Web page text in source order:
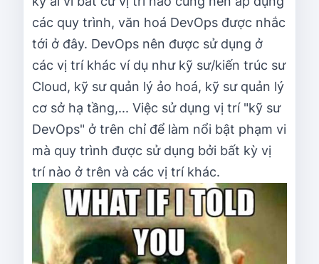
các quy trình, văn hoá DevOps được nhắc
tới ở đây. DevOps nên được sử dụng ở
các vị trí khác ví dụ như kỹ sư/kiến trúc sư
Cloud, kỹ sư quản lý ảo hoá, kỹ sư quản lý
cơ sở hạ tầng,... Việc sử dụng vị trí "kỹ sư
DevOps" ở trên chỉ để làm nổi bật phạm vi
mà quy trình được sử dụng bởi bất kỳ vị
trí nào ở trên và các vị trí khác.